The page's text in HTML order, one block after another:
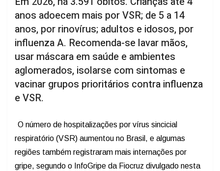
anos adoecem mais por VSR; de 5 a 14
anos, por rinovírus; adultos e idosos, por
influenza A. Recomenda-se lavar mãos,
usar máscara em saúde e ambientes
aglomerados, isolarse com sintomas e
vacinar grupos prioritários contra influenza
e VSR.
O número de hospitalizações por vírus sincicial
respiratório (VSR) aumentou no Brasil, e algumas
regiões também registraram mais internações por
gripe, segundo o InfoGripe da Fiocruz divulgado nesta